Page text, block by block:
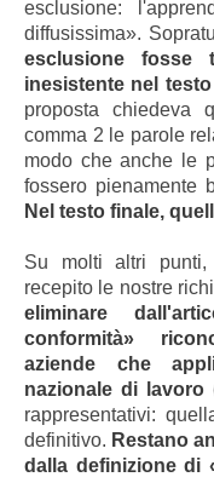
esclusione:
diffusissima».
esclusione fosse
inesistente nel
proposta chiedeva
comma 2 le parole
modo che anche le
fossero pienamente
Nel testo finale,
Su molti altri
recepito le nostre
eliminare
conformità»
aziende che
nazionale di lavoro
rappresentativi:
definitivo. Restano
dalla definizione di